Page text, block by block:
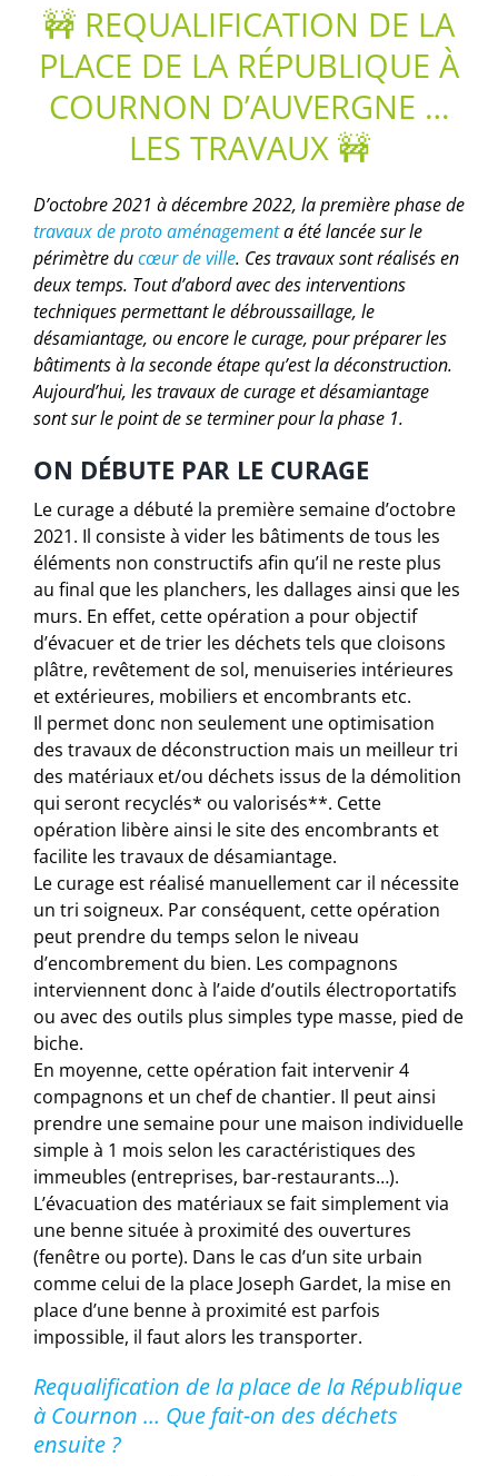
🚧 REQUALIFICATION DE LA
PLACE DE LA RÉPUBLIQUE À
COURNON D’AUVERGNE …
LES TRAVAUX 🚧
D’octobre 2021 à décembre 2022, la première phase de
travaux de proto aménagementa été lancée sur le
périmètre ducœur de ville. Ces travaux sont réalisés en
deux temps. Tout d’abord avec des interventions
techniques permettant le débroussaillage, le
désamiantage, ou encore le curage, pour préparer les
bâtiments à la seconde étape qu’est la déconstruction.
Aujourd’hui, les travaux de curage et désamiantage
sont sur le point de se terminer pour la phase 1.
ON DÉBUTE PAR LE CURAGE
Le curage a débuté la première semaine d’octobre
2021. Il consiste à vider les bâtiments de tous les
éléments non constructifs afin qu’il ne reste plus
au final que les planchers, les dallages ainsi que les
murs. En effet, cette opération a pour objectif
d’évacuer et de trier les déchets tels que cloisons
plâtre, revêtement de sol, menuiseries intérieures
et extérieures, mobiliers et encombrants etc.
Il permet donc non seulement une optimisation
des travaux de déconstruction mais un meilleur tri
des matériaux et/ou déchets issus de la démolition
qui seront recyclés* ou valorisés**. Cette
opération libère ainsi le site des encombrants et
facilite les travaux de désamiantage.
Le curage est réalisé manuellement car il nécessite
un tri soigneux. Par conséquent, cette opération
peut prendre du temps selon le niveau
d’encombrement du bien. Les compagnons
interviennent donc à l’aide d’outils électroportatifs
ou avec des outils plus simples type masse, pied de
biche.
En moyenne, cette opération fait intervenir 4
compagnons et un chef de chantier. Il peut ainsi
prendre une semaine pour une maison individuelle
simple à 1 mois selon les caractéristiques des
immeubles (entreprises, bar-restaurants…).
L’évacuation des matériaux se fait simplement via
une benne située à proximité des ouvertures
(fenêtre ou porte). Dans le cas d’un site urbain
comme celui de la place Joseph Gardet, la mise en
place d’une benne à proximité est parfois
impossible, il faut alors les transporter.
Requalification de la place de la République
à Cournon … Que fait-on des déchets
ensuite ?